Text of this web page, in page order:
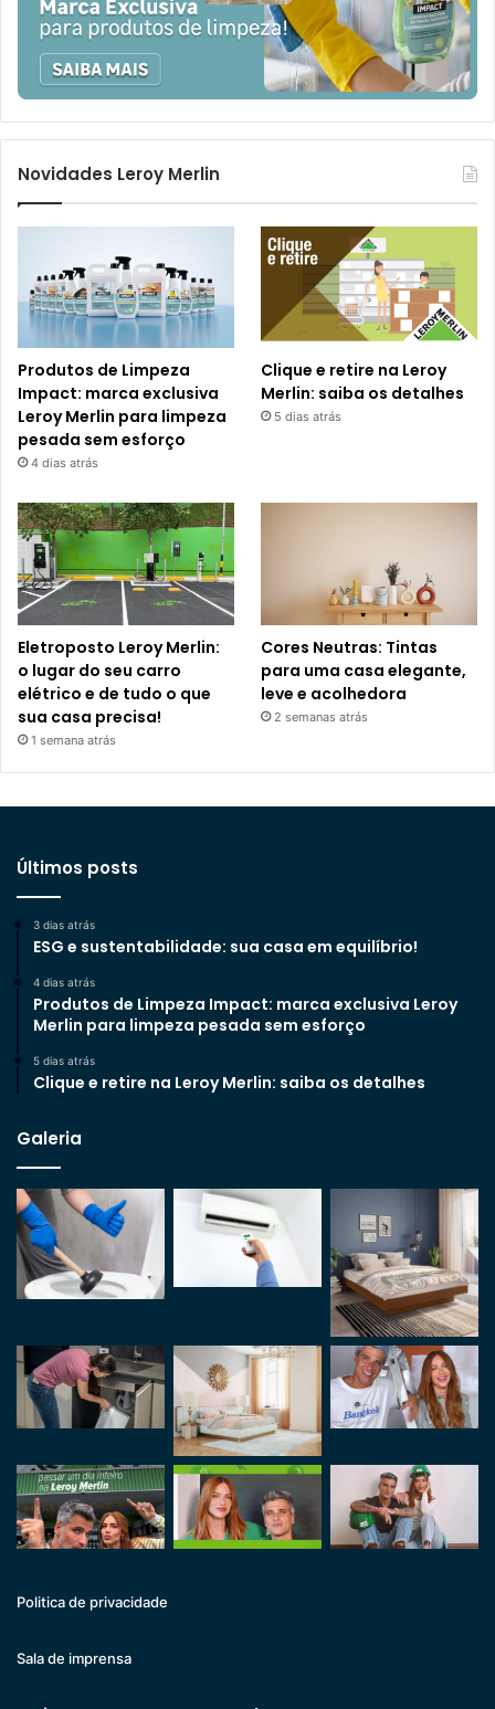
Novidades Leroy Merlin
Produtos de Limpeza
Impact: marca exclusiva
Leroy Merlin para limpeza
pesada sem esforço
4 dias atrás
Clique e retire na Leroy
Merlin: saiba os detalhes
5 dias atrás
Eletroposto Leroy Merlin:
o lugar do seu carro
elétrico e de tudo o que
sua casa precisa!
1 semana atrás
Cores Neutras: Tintas
para uma casa elegante,
leve e acolhedora
2 semanas atrás
Últimos posts
3 dias atrás
ESG e sustentabilidade: sua casa em equilíbrio!
4 dias atrás
Produtos de Limpeza Impact: marca exclusiva Leroy
Merlin para limpeza pesada sem esforço
5 dias atrás
Clique e retire na Leroy Merlin: saiba os detalhes
Galeria
Politica de privacidade
Sala de imprensa